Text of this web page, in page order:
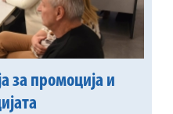
за промоција и